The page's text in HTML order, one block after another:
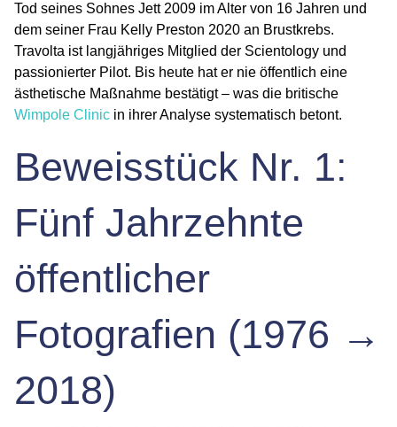
Tod seines Sohnes Jett2009 im Alter von 16 Jahren und
dem seiner Frau Kelly Preston 2020 an Brustkrebs.
Travolta ist langjähriges Mitglied der Scientology und
passionierter Pilot. Bis heute hat er nie öffentlich eine
ästhetische Maßnahme bestätigt – was die britische
Wimpole Clinic in ihrer Analyse systematisch betont.
Beweisstück Nr. 1:
Fünf Jahrzehnte
öffentlicher
Fotografien (1976 →
2018)